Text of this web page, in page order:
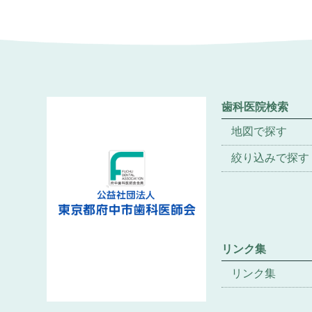
歯科医院検索
地図で探す
絞り込みで探す
リンク集
リンク集